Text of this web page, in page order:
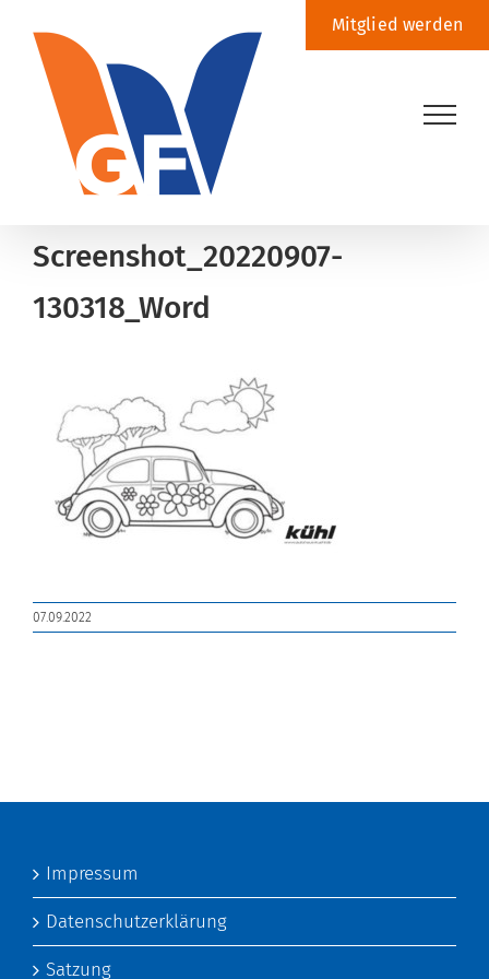
Inhalt
springen
Mitglied werden
Screenshot_20220907-
130318_Word
07.09.2022
Impressum
Datenschutzerklärung
Satzung